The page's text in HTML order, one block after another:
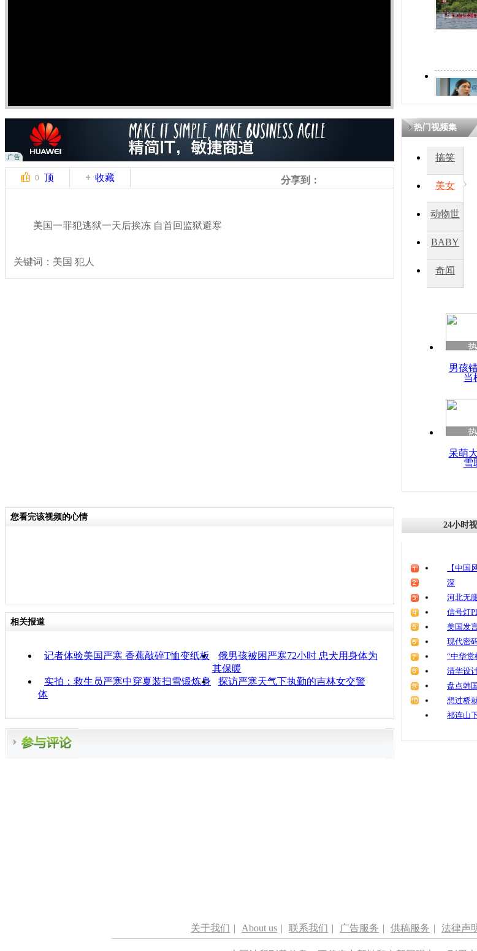
0 顶 收藏 分享到：
美国一罪犯逃狱一天后挨冻 自首回监狱避寒
关键词：美国 犯人
热门视频集
搞笑
美女
动物世
BABY
秀
奇闻
男孩
当
呆萌
雪
您看完该视频的心情
相关报道
记者体验美国严寒 香蕉敲碎T恤变纸板
俄男孩被困严寒72小时 忠犬用身体为
其保暖
实拍：救生员严寒中穿夏装扫雪锻炼身
体
探访严寒天气下执勤的吉林女交警
24小时
【中国
深
河北无
信号灯
美国发
现代密
“中华赏
清华设
盘点韩
想过桥
祁连山
关于我们 | About us | 联系我们 | 广告服务 | 供稿服务 | 法律声